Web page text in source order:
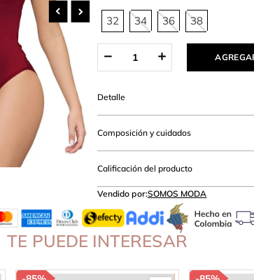
32 34 36 38
Detalle
Composición y cuidados
Calificación del producto
Vendido por:SOMOS MODA
TE PUEDE INTERESAR